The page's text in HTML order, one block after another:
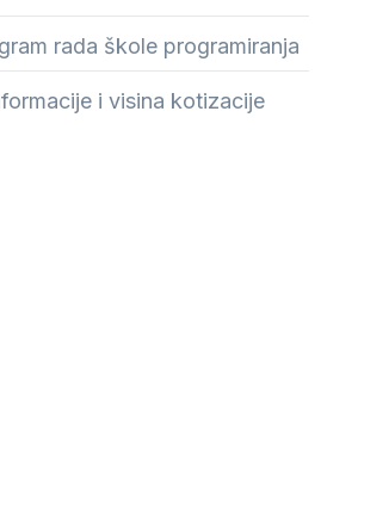
rada škole programiranja
i visina kotizacije